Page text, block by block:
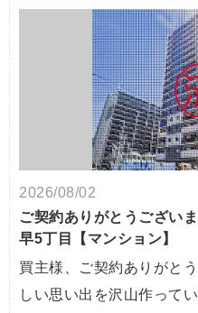
2026/08/02
ご契約ありがとうござい
早5丁目【マンション】
買主様、ご契約ありがと
しい思い出を沢山作って